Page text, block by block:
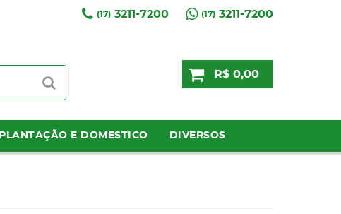
(17)3211-7200 (17)3211-7200
R$ 0,00
PLANTAÇÃO E DOMESTICO DIVERSOS